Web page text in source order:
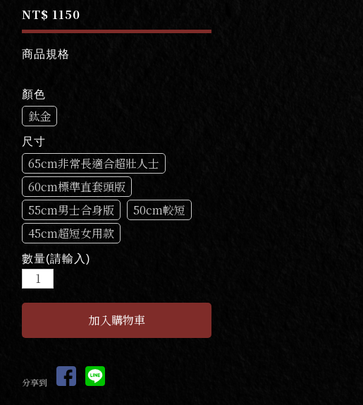
NT$ 1150
商品規格
顏色
鈦金
尺寸
65cm非常長適合超壯人士
60cm標準直套頭版
55cm男士合身版
50cm較短
45cm超短女用款
數量(請輸入)
分享到